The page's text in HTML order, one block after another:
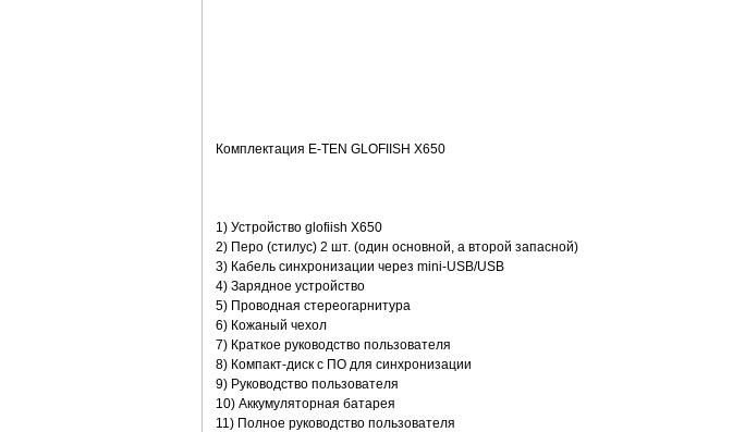
Комплектация E-TEN GLOFIISH X650
1) Устройство glofiish X650
2) Перо (стилус) 2 шт. (один основной, а второй запасной)
3) Кабель синхронизации через mini-USB/USB
4) Зарядное устройство
5) Проводная стереогарнитура
6) Кожаный чехол
7) Краткое руководство пользователя
8) Компакт-диск с ПО для синхронизации
9) Руководство пользователя
10) Аккумуляторная батарея
11) Полное руководство пользователя